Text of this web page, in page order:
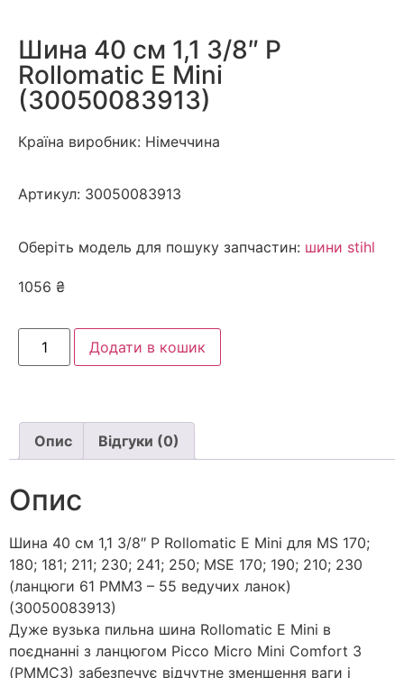
Шина 40 см 1,1 3/8″ P
Rollomatic E Mini
(30050083913)
Країна виробник: Німеччина
Артикул: 30050083913
Оберіть модель для пошуку запчастин: шини stihl
1056 ₴
Додати в кошик
Опис Відгуки (0)
Опис
Шина 40 см 1,1 3/8″ P Rollomatic E Mini для MS 170;
180; 181; 211; 230; 241; 250; MSE 170; 190; 210; 230
(ланцюги 61 PМM3 – 55 ведучих ланок)
(30050083913)
Дуже вузька пильна шина Rollomatic E Mini в
поєднанні з ланцюгом Picco Micro Mini Comfort 3
(PMMC3) забезпечує відчутне зменшення ваги і